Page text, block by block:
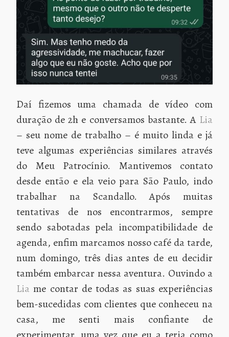
Daí fizemos uma chamada de vídeo com
duração de 2h e conversamos bastante. A Lia
– seu nome de trabalho – é muito linda e já
teve algumas experiências similares através
do Meu Patrocínio. Mantivemos contato
desde então e ela veio para São Paulo, indo
trabalhar na Scandallo. Após muitas
tentativas de nos encontrarmos, sempre
sendo sabotadas pela incompatibilidade de
agenda, enfim marcamos nosso café da tarde,
num domingo, três dias antes de eu decidir
também embarcar nessa aventura. Ouvindo a
Lia me contar de todas as suas experiências
bem-sucedidas com clientes que conheceu na
casa, me senti mais confiante de